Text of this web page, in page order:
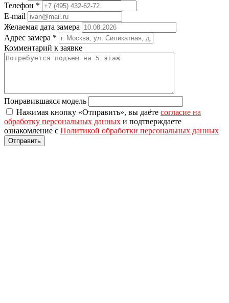
Телефон *
E-mail
Желаемая дата замера
Адрес замера *
Комментарий к заявке
Понравившаяся модель
Нажимая кнопку «Отправить», вы даёте согласие на
обработку персональных данных и подтверждаете
ознакомление с Политикой обработки персональных данных